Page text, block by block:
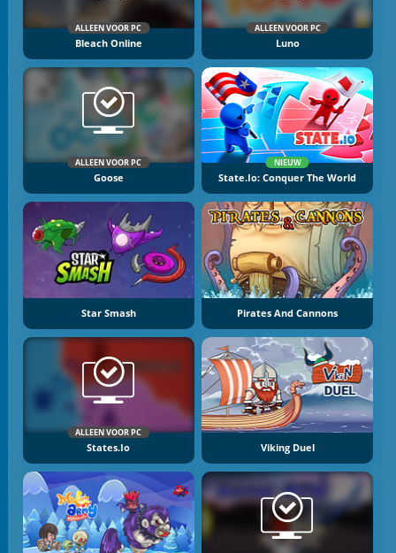
ALLEEN VOOR PC
Bleach Online
ALLEEN VOOR PC
Luno
ALLEEN VOOR PC
Goose
NIEUW
State.io: Conquer The World
Star Smash Pirates And Cannons
ALLEEN VOOR PC
States.io Viking Duel